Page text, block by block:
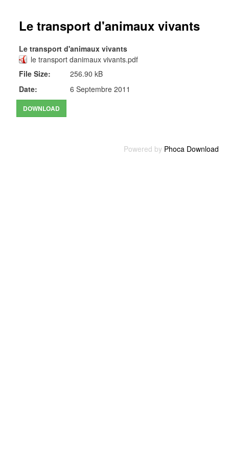
Le transport d'animaux vivants
Le transport d'animaux vivants
le transport danimaux vivants.pdf
File Size:
256.90 kB
Date:
6 Septembre 2011
Powered by Phoca Download